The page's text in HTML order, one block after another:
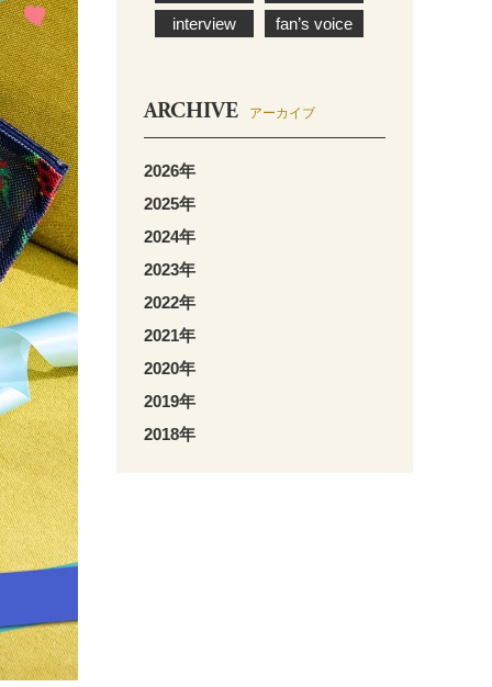
interview
fan’s voice
ARCHIVE アーカイブ
2026年
2025年
2024年
2023年
2022年
2021年
2020年
2019年
2018年